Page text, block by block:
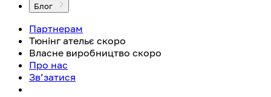
Блог
Партнерам
Тюнінг ательє скоро
Власне виробництво скоро
Про нас
Зв’затися